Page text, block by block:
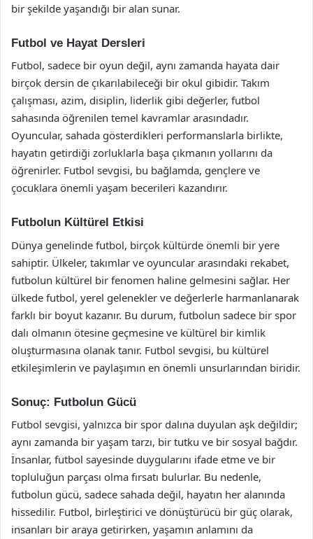
bir şekilde yaşandığı bir alan sunar.
Futbol ve Hayat Dersleri
Futbol, sadece bir oyun değil, aynı zamanda hayata dair
birçok dersin de çıkarılabileceği bir okul gibidir. Takım
çalışması, azim, disiplin, liderlik gibi değerler, futbol
sahasında öğrenilen temel kavramlar arasındadır.
Oyuncular, sahada gösterdikleri performanslarla birlikte,
hayatın getirdiği zorluklarla başa çıkmanın yollarını da
öğrenirler. Futbol sevgisi, bu bağlamda, gençlere ve
çocuklara önemli yaşam becerileri kazandırır.
Futbolun Kültürel Etkisi
Dünya genelinde futbol, birçok kültürde önemli bir yere
sahiptir. Ülkeler, takımlar ve oyuncular arasındaki rekabet,
futbolun kültürel bir fenomen haline gelmesini sağlar. Her
ülkede futbol, yerel gelenekler ve değerlerle harmanlanarak
farklı bir boyut kazanır. Bu durum, futbolun sadece bir spor
dalı olmanın ötesine geçmesine ve kültürel bir kimlik
oluşturmasına olanak tanır. Futbol sevgisi, bu kültürel
etkileşimlerin ve paylaşımın en önemli unsurlarından biridir.
Sonuç: Futbolun Gücü
Futbol sevgisi, yalnızca bir spor dalına duyulan aşk değildir;
aynı zamanda bir yaşam tarzı, bir tutku ve bir sosyal bağdır.
İnsanlar, futbol sayesinde duygularını ifade etme ve bir
topluluğun parçası olma fırsatı bulurlar. Bu nedenle,
futbolun gücü, sadece sahada değil, hayatın her alanında
hissedilir. Futbol, birleştirici ve dönüştürücü bir güç olarak,
insanları bir araya getirirken, yaşamın anlamını da